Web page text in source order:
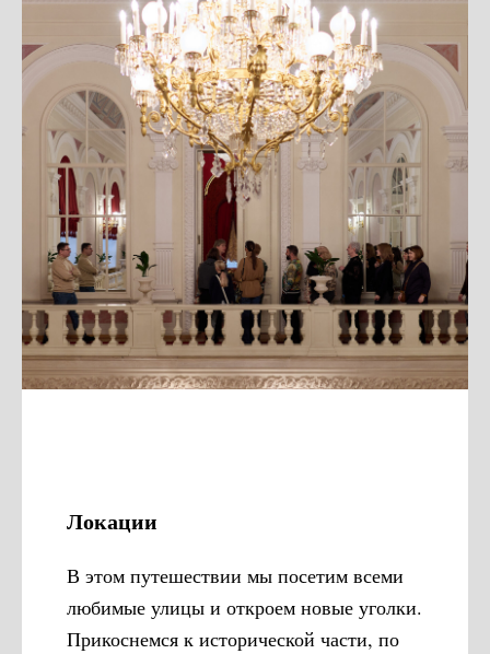
Локации
В этом путешествии мы посетим всеми
любимые улицы и откроем новые уголки.
Прикоснемся к исторической части, по